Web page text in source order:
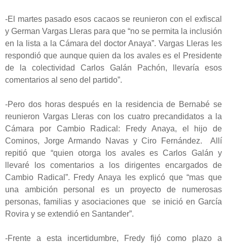
-El martes pasado esos cacaos se reunieron con el exfiscal
y German Vargas Lleras para que “no se permita la inclusión
en la lista a la Cámara del doctor Anaya”. Vargas Lleras les
respondió que aunque quien da los avales es el Presidente
de la colectividad Carlos Galán Pachón, llevaría esos
comentarios al seno del partido”.
-Pero dos horas después en la residencia de Bernabé se
reunieron Vargas Lleras con los cuatro precandidatos a la
Cámara por Cambio Radical: Fredy Anaya, el hijo de
Cominos, Jorge Armando Navas y Ciro Fernández. Allí
repitió que “quien otorga los avales es Carlos Galán y
llevaré los comentarios a los dirigentes encargados de
Cambio Radical”. Fredy Anaya les explicó que “mas que
una ambición personal es un proyecto de numerosas
personas, familias y asociaciones que se inició en García
Rovira y se extendió en Santander”.
-Frente a esta incertidumbre, Fredy fijó como plazo a